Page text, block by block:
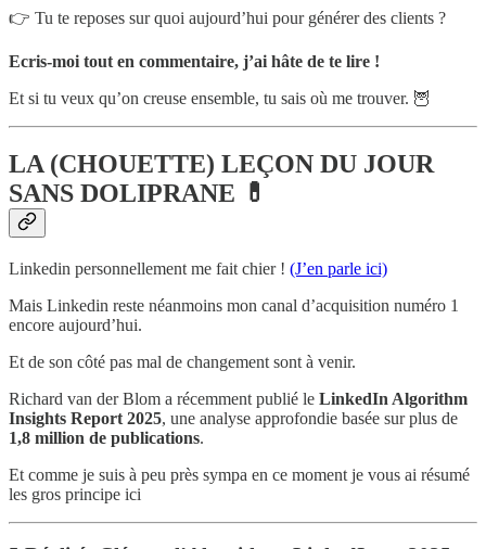
👉 Tu te reposes sur quoi aujourd’hui pour générer des clients ?
Ecris-moi tout en commentaire, j’ai hâte de te lire !
Et si tu veux qu’on creuse ensemble, tu sais où me trouver. 🦉
LA (CHOUETTE) LEÇON DU JOUR
SANS DOLIPRANE 💊
Linkedin personnellement me fait chier ! (J’en parle ici)
Mais Linkedin reste néanmoins mon canal d’acquisition numéro 1
encore aujourd’hui.
Et de son côté pas mal de changement sont à venir.
Richard van der Blom a récemment publié le LinkedIn Algorithm
Insights Report 2025, une analyse approfondie basée sur plus de
1,8 million de publications.
Et comme je suis à peu près sympa en ce moment je vous ai résumé
les gros principe ici